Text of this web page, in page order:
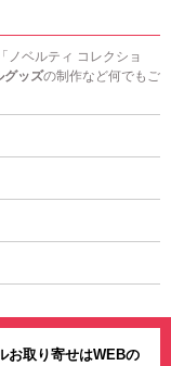
ノベルティ コレクショ
グッズの制作など何でもご
お取り寄せはWEBの